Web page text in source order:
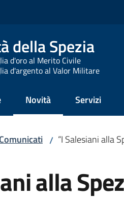
della Spezia
d'oro al Merito Civile
d'argento al Valor Militare
Novità
Menu selezionato
Servizi
Comunicati / “I Salesiani alla
alla